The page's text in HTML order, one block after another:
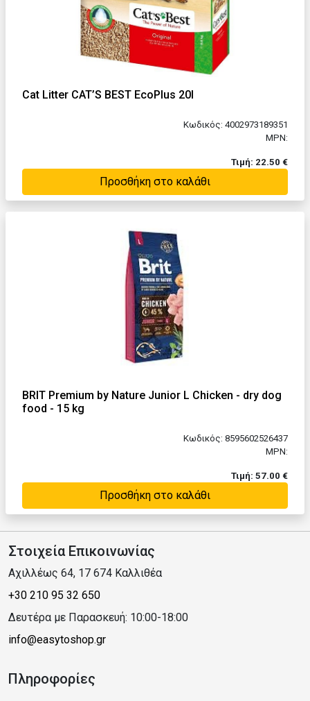
Cat Litter CAT’S BEST EcoPlus 20l
Κωδικός: 4002973189351
MPN:
Τιμή: 22.50 €
Προσθήκη στο καλάθι
BRIT Premium by Nature Junior L Chicken - dry dog
food - 15 kg
Κωδικός: 8595602526437
MPN:
Τιμή: 57.00 €
Προσθήκη στο καλάθι
Στοιχεία Επικοινωνίας
Αχιλλέως 64, 17 674 Καλλιθέα
+30 210 95 32 650
Δευτέρα με Παρασκευή: 10:00-18:00
info@easytoshop.gr
Πληροφορίες